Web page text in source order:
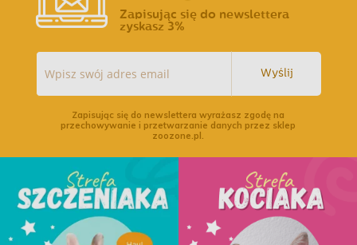
Zapisując się do newslettera
zyskasz 3%
Wyślij
Zapisując się do newslettera wyrażasz zgodę na
przechowywanie i przetwarzanie danych przez sklep
zoozone.pl.